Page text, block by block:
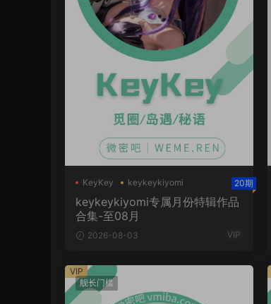
KeyKey keykeykiyomi 20期
keykeykiyomi专属月份特辑作品
合集-至08月
2026-08-03 VIP
舰长门槛
VIP